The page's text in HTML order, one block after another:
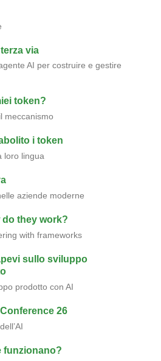
via
AI per costruire e gestire
token?
meccanismo
i token
loro lingua
aziende moderne
do they work?
with frameworks
sullo sviluppo
prodotto con AI
26
funzionano?